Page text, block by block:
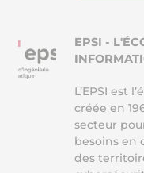
EPSI -
L’EPSI est
créée en
secteur
besoins en
des